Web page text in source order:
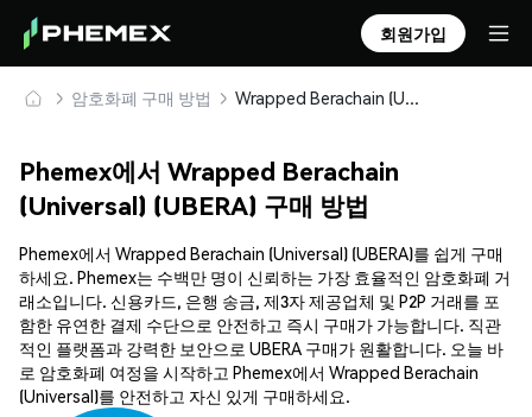
회원가입
암호화폐 구매 방법 Wrapped Berachain (Universal) (UBERA) 안전하게 구매 및 보관
Phemex에서 Wrapped Berachain
(Universal) (UBERA) 구매 방법
Phemex에서 Wrapped Berachain (Universal) (UBERA)를 쉽게 구매
하세요. Phemex는 수백만 명이 신뢰하는 가장 효율적인 암호화폐 거
래소입니다. 신용카드, 은행 송금, 제3자 제공업체 및 P2P 거래를 포
함한 유연한 결제 수단으로 안전하고 즉시 구매가 가능합니다. 직관
적인 플랫폼과 강력한 보안으로 UBERA 구매가 원활합니다. 오늘 바
로 암호화폐 여정을 시작하고 Phemex에서 Wrapped Berachain
(Universal)를 안전하고 자신 있게 구매하세요.